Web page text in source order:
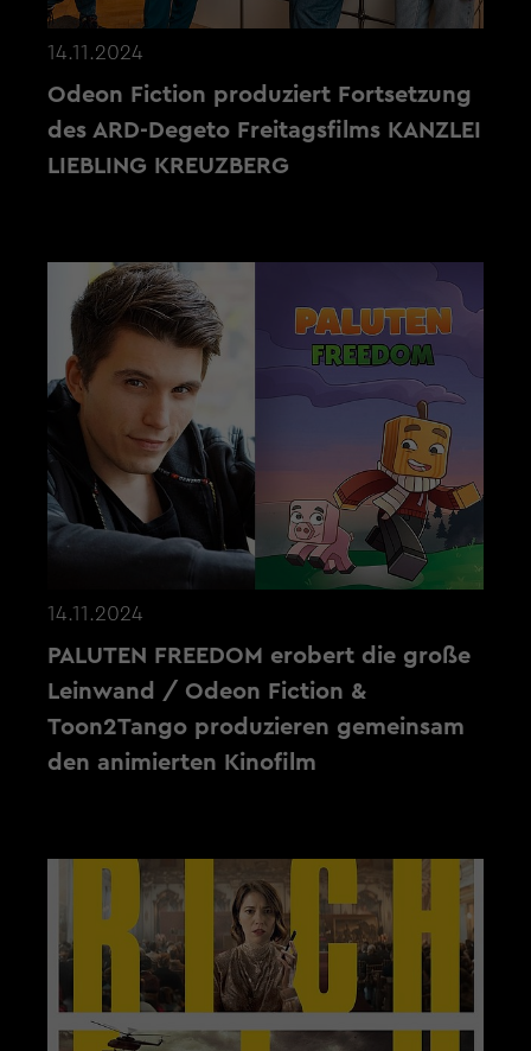
14.11.2024
Odeon Fiction produziert Fortsetzung
des ARD-Degeto Freitagsfilms KANZLEI
LIEBLING KREUZBERG
14.11.2024
PALUTEN FREEDOM erobert die große
Leinwand / Odeon Fiction &
Toon2Tango produzieren gemeinsam
den animierten Kinofilm